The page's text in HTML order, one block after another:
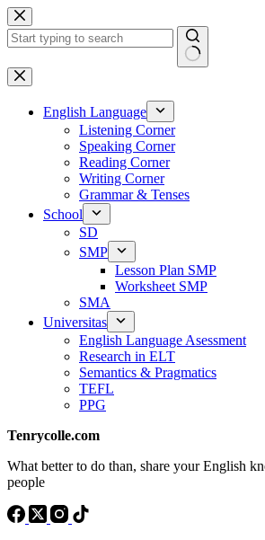
Skip
to
content
No
results
English Language
Listening Corner
Speaking Corner
Reading Corner
Writing Corner
Grammar & Tenses
School
SD
SMP
Lesson Plan SMP
Worksheet SMP
SMA
Universitas
English Language Asessment
Research in ELT
Semantics & Pragmatics
TEFL
PPG
Tenrycolle.com
What better to do than, share your English
people